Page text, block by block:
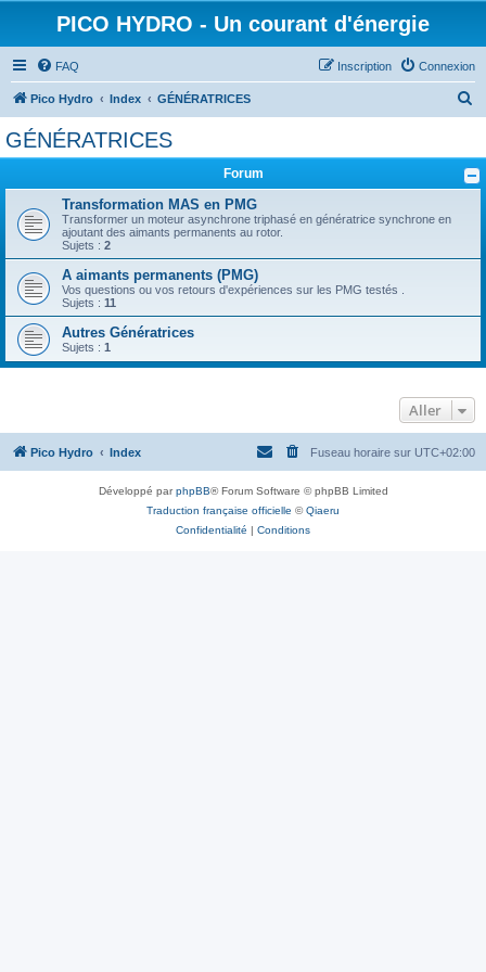
PICO HYDRO - Un courant d'énergie
FAQ Connexion
Inscription
Pico Hydro Index GÉNÉRATRICES
h
GÉNÉRATRICES
Forum
Transformation MAS en PMG
Transformer un moteur asynchrone triphasé en génératrice synchrone en
ajoutant des aimants permanents au rotor.
Sujets : 2
A aimants permanents (PMG)
Vos questions ou vos retours d'expériences sur les PMG testés .
Sujets : 11
Autres Génératrices
Sujets : 1
Aller
Pico Hydro Index Fuseau horaire sur UTC+02:00
Développé parphpBB® Forum Software © phpBB Limited
Traduction française officielle ©Qiaeru
Confidentialité | Conditions